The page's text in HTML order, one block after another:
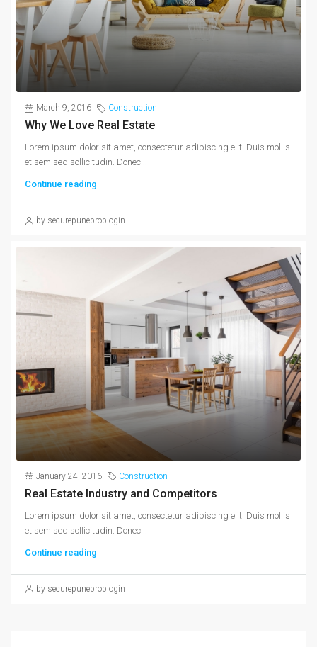
March 9, 2016 Construction
Why We Love Real Estate
Lorem ipsum dolor sit amet, consectetur adipiscing elit. Duis mollis
et sem sed sollicitudin. Donec...
Continue reading
by securepuneproplogin
January 24, 2016 Construction
Real Estate Industry and Competitors
Lorem ipsum dolor sit amet, consectetur adipiscing elit. Duis mollis
et sem sed sollicitudin. Donec...
Continue reading
by securepuneproplogin